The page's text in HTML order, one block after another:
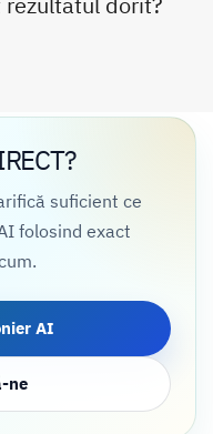
suficient ce
folosind exact
AI
ne